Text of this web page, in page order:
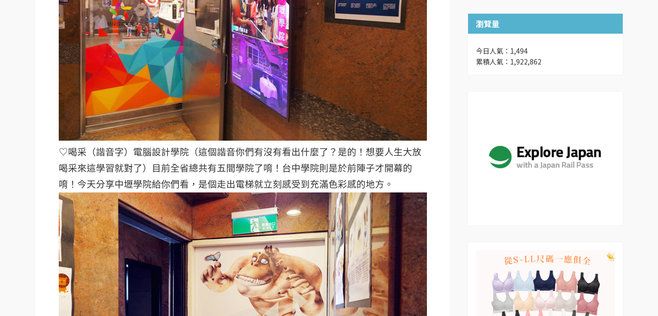
♡喝采（諧音字）電腦設計學院（這個諧音你們有沒有看出什麼了？是的！想要人生大放
喝采來這學習就對了）
目前全省總共有五間學院了唷！台中學院則是於前陣子才開幕的
唷！今天分享中壢學院給你們看，是個走出電梯就立刻感受到充滿色彩感的地方。
瀏覽量
今日人氣：1,494
累積人氣：1,922,862